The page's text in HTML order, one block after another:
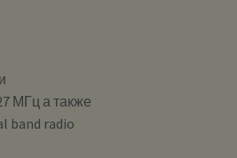
МГц а также
band radio